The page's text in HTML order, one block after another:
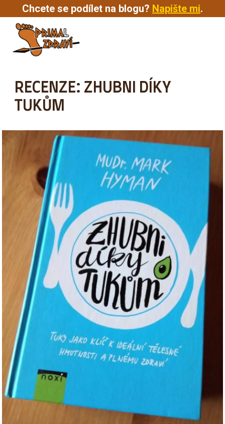
Chcete se podílet na blogu? Napište mi.
RECENZE: ZHUBNI DÍKY
TUKŮM